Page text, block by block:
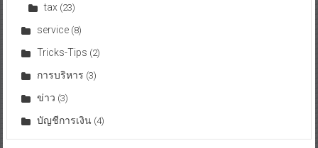
tax(23)
service(8)
Tricks-Tips (2)
การบริหาร (3)
ข่าว (3)
บัญชีการเงิน(4)